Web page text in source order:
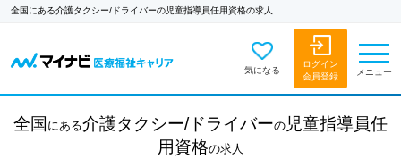
全国にある介護タクシー/ドライバーの児童指導員任用資格の求人
気になる
ログイン
会員登録
メニュー
全国 にある介護タクシー/ドライバーの 児童指導員任
用資格の求人